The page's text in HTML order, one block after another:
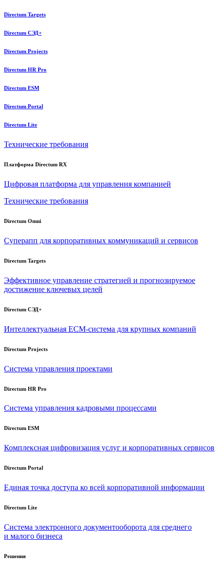
Directum Targets
Directum СЭД+
Directum Projects
Directum HR Pro
Directum ESM
Directum Portal
Directum Lite
Технические требования
Платформа Directum RX
Цифровая платформа для управления компанией
Технические требования
Directum Omni
Суперапп для корпоративных коммуникаций и сервисов
Directum Targets
Эффективное управление стратегией и прогнозируемое
достижение ключевых целей
Directum СЭД+
Интеллектуальная ECM-система для крупных компаний
Directum Projects
Система управления проектами
Directum HR Pro
Система управления кадровыми процессами
Directum ESM
Комплексная цифровизация услуг и корпоративных сервисов
Directum Portal
Единая точка доступа ко всей корпоративной информации
Directum Lite
Система электронного документооборота для среднего
и малого бизнеса
Решения